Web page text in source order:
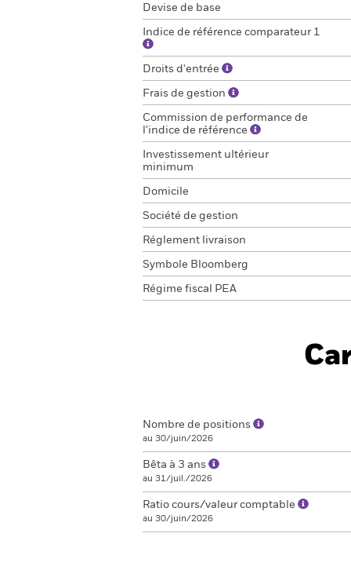
Devise de base
Indice de référence comparateur 1
Droits d'entrée
Frais de gestion
Commission de performance de
l'indice de référence
Investissement ultérieur
minimum
Domicile
Société de gestion
Réglement livraison
Symbole Bloomberg
Régime fiscal PEA
Nombre de positions
au 30/juin/2026
Bêta à 3 ans
au 31/juil./2026
Ratio cours/valeur comptable
au 30/juin/2026